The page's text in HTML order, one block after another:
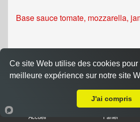
Base sauce tomate, mozzarella,
Accueil Panier
Ce site Web utilise des cookies pour
meilleure expérience sur notre site
J'ai compris